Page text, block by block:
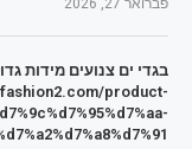
פברואר 27, 2026
בגדי ים צנועים מידות
product-